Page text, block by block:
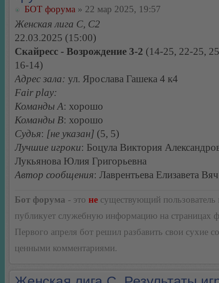
БОТ форума » 22 мар 2025, 19:57
Женская лига С, С2
22.03.2025 (15:00)
Скайресс - Возрождение 3-2 (14-25, 22-25,
16-14)
Адрес зала: ул. Ярослава Гашека 4 к4
Fair play:
Команды А: хорошо
Команды В: хорошо
Судья: [не указан] (5, 5)
Лучшие игроки: Боцула Виктория
Лукьянова Юлия Григорьевна
Автор сообщения: Лаврентьева Елизавета
Бот форума - это не существующий пользователь
публикует служебную информацию на страницах
Первого апреля бот решил разбавить свои сухие
ценными комментариями.